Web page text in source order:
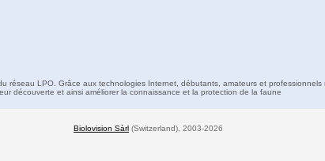
réseau LPO. Grâce aux technologies Internet, débutants, amateurs et professionnels
découverte et ainsi améliorer la connaissance et la protection de la faune
Biolovision Sàrl (Switzerland), 2003-2026